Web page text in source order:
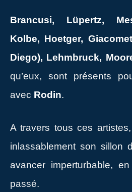
Brancusi, Lüpertz,
Kolbe, Hoetger,
Diego), Lehmbruck,
qu’eux, sont présents
avec Rodin.
A travers tous ces
inlassablement son sillon
avancer imperturbable,
passé.